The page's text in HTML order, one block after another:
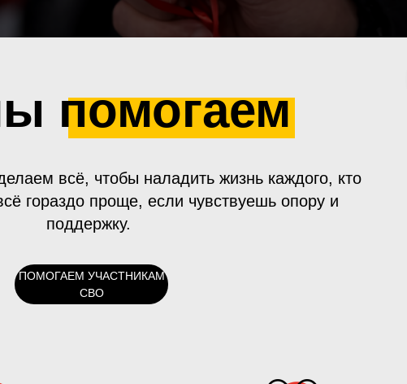
помогаем
ПОМОГАЕМ УЧАСТНИКАМ
СВО
всё, чтобы наладить жизнь каждого, кто
гораздо проще, если чувствуешь опору и
поддержку.